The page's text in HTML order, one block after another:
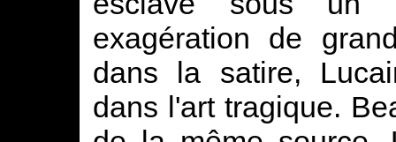
exagération de
dans la satire,
dans l'art tragique.